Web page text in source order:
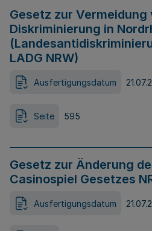
Gesetz zur Vermeidung
Diskriminierung in
LADG NRW)
Ausfertigungsdatum
Seite 595
Gesetz zur Änderung
Casinospiel Gesetzes
Ausfertigungsdatum